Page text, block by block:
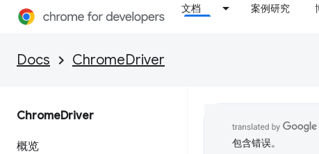
文档 案例研究
Docs ChromeDriver
ChromeDriver
概览
包含错误。